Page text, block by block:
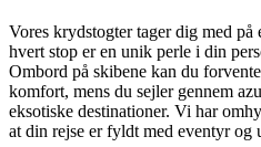
Vores krydstogter tager dig med
hvert stop er en unik perle i din
Ombord på skibene kan du
komfort, mens du sejler gennem
eksotiske destinationer. Vi har
at din rejse er fyldt med eventyr